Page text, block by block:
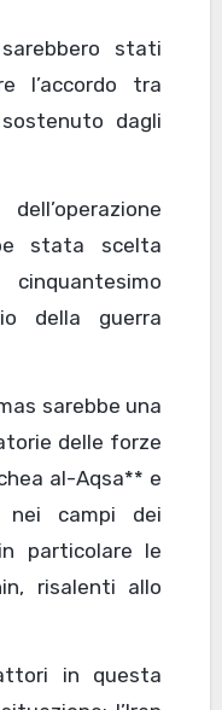
stati
l’accordo tra
dagli
stata scelta
della guerra
sarebbe una
delle forze
al-Aqsa** e
nei campi dei
particolare le
risalenti allo
in questa